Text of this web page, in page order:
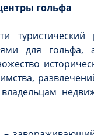
гольфа
туристический
для